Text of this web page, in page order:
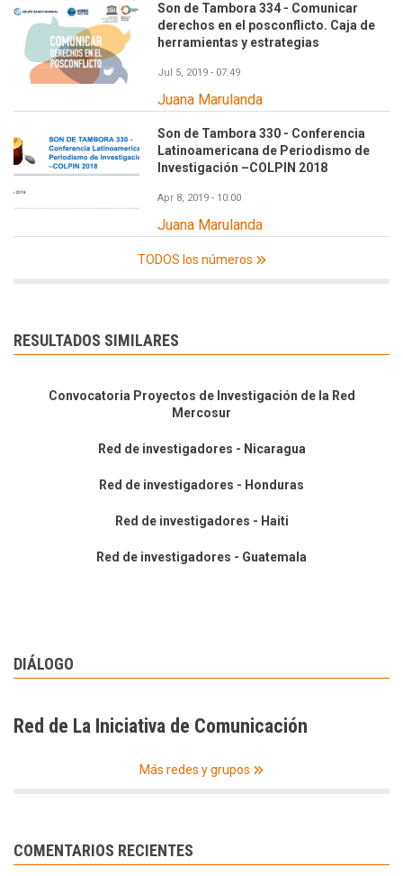
Son de Tambora 334 - Comunicar
derechos en el posconflicto. Caja de
herramientas y estrategias
Jul 5, 2019 - 07:49
Juana Marulanda
Son de Tambora 330 - Conferencia
Latinoamericana de Periodismo de
Investigación –COLPIN 2018
Apr 8, 2019 - 10:00
Juana Marulanda
TODOS los números
RESULTADOS SIMILARES
Convocatoria Proyectos de Investigación de la Red
Mercosur
Red de investigadores - Nicaragua
Red de investigadores - Honduras
Red de investigadores - Haiti
Red de investigadores - Guatemala
DIÁLOGO
Red de La Iniciativa de Comunicación
Más redes y grupos
COMENTARIOS RECIENTES